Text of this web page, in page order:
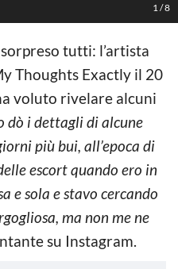
1 /8
tutti: l’artista
Thoughts Exactly il 20
voluto rivelare alcuni
dò i dettagli di alcune
più bui, all’epoca di
escort quando ero in
e sola e stavo cercando
ma non me ne
su Instagram.